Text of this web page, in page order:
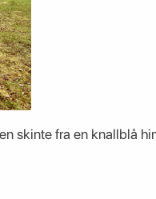
skinte fra en knallblå